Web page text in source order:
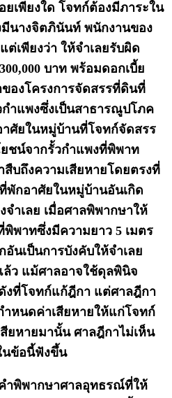
เพียงใด โจทก์ต้องมีภาระใน
นางจิตภินันท์ พนักงานของ
ต่เพียงว่า ให้จำเลยรับผิด
บาท พร้อมดอกเบี้ย
ของโครงการจัดสรรที่ดินที่
ำแพงซึ่งเป็นสาธารณูปโภค
ศัยในหมู่บ้านที่โจทก์จัดสรร
ชน์จากรั้วกำแพงที่พิพาท
บถึงความเสียหายโดยตรงที่
พักอาศัยในหมู่บ้านอันเกิด
จำเลย เมื่อศาลพิพากษาให้
พิพาทซึ่งมีความยาว 5 เมตร
นเป็นการบังคับให้จำเลย
ว แม้ศาลอาจใช้ดุลพินิจ
งที่โจทก์แก้ฎีกา แต่ศาลฎีกา
หนดค่าเสียหายให้แก่โจทก์
ยหายมานั้น ศาลฎีกาไม่เห็น
นข้อนี้ฟังขึ้น
ำพิพากษาศาลอุทธรณ์ที่ให้